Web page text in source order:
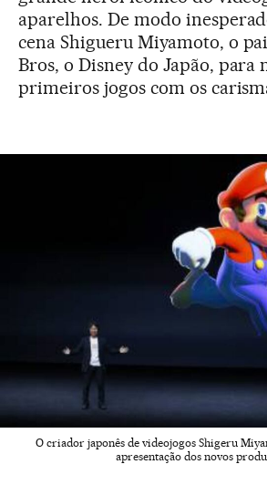
aparelhos. De modo
cena Shigueru Miyamoto, o
Bros, o Disney do Japão, para
primeiros jogos com os
O criador japonês de videojogos Shigeru
apresentação dos novos